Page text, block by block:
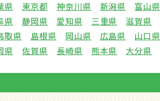
県 東京都 神奈川県 新潟県 富山県
県 静岡県 愛知県 三重県 滋賀県
取県 島根県 岡山県 広島県 山口県
県 佐賀県 長崎県 熊本県 大分県